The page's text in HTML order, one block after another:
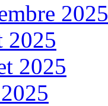
2025
2025
2025